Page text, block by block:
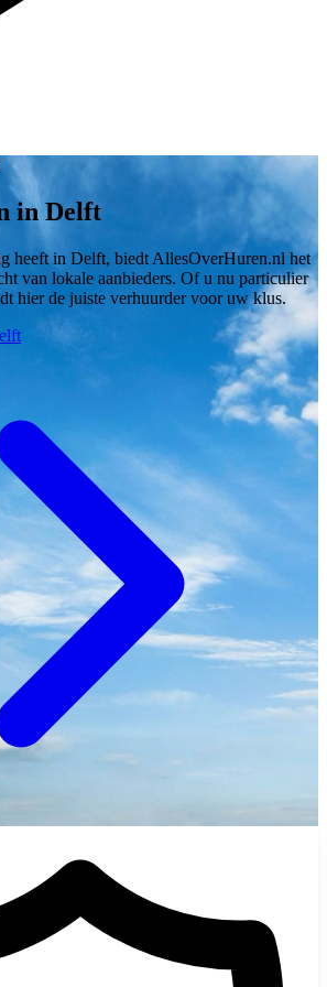
in Delft
heeft in Delft, biedt AllesOverHuren.nl het
van lokale aanbieders. Of u nu particulier
hier de juiste verhuurder voor uw klus.